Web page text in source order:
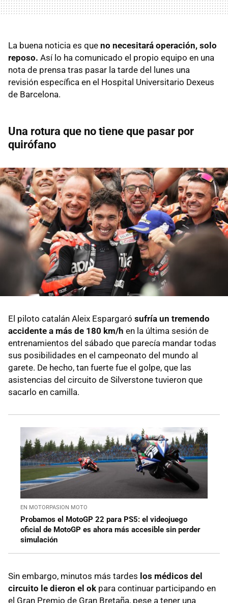
La buena noticia es que no necesitará operación, solo
reposo. Así lo ha comunicado el propio equipo en una
nota de prensa tras pasar la tarde del lunes una
revisión específica en el Hospital Universitario Dexeus
de Barcelona.
Una rotura que no tiene que pasar por
quirófano
El piloto catalán Aleix Espargaró sufría un tremendo
accidente a más de 180 km/h en la última sesión de
entrenamientos del sábado que parecía mandar todas
sus posibilidades en el campeonato del mundo al
garete. De hecho, tan fuerte fue el golpe, que las
asistencias del circuito de Silverstone tuvieron que
sacarlo en camilla.
EN MOTORPASION MOTO
Probamos el MotoGP 22 para PS5: el videojuego
oficial de MotoGP es ahora más accesible sin perder
simulación
Sin embargo, minutos más tardes los médicos del
circuito le dieron el ok para continuar participando en
el Gran Premio de Gran Bretaña, pese a tener una